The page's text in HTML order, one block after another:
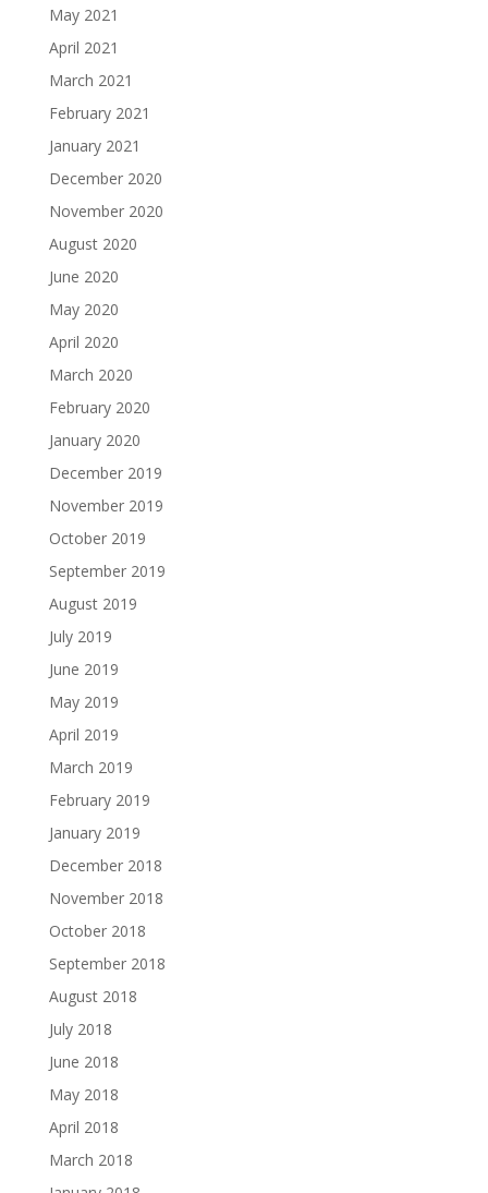
May 2021
April 2021
March 2021
February 2021
January 2021
December 2020
November 2020
August 2020
June 2020
May 2020
April 2020
March 2020
February 2020
January 2020
December 2019
November 2019
October 2019
September 2019
August 2019
July 2019
June 2019
May 2019
April 2019
March 2019
February 2019
January 2019
December 2018
November 2018
October 2018
September 2018
August 2018
July 2018
June 2018
May 2018
April 2018
March 2018